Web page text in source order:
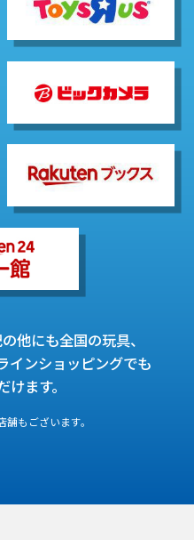
他にも全国の玩具、
インショッピングでも
けます。
もございます。